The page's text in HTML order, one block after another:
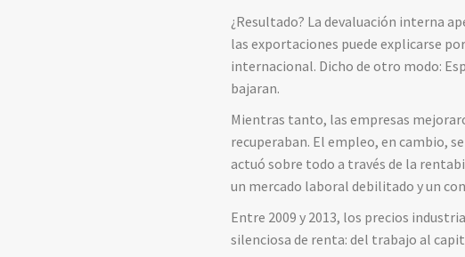
¿Resultado? La devaluación interna
las exportaciones puede explicarse
internacional. Dicho de otro modo:
bajaran.
Mientras tanto, las empresas
recuperaban. El empleo, en cambio,
actuó sobre todo a través de la
un mercado laboral debilitado y un
Entre 2009 y 2013, los precios
silenciosa de renta: del trabajo al